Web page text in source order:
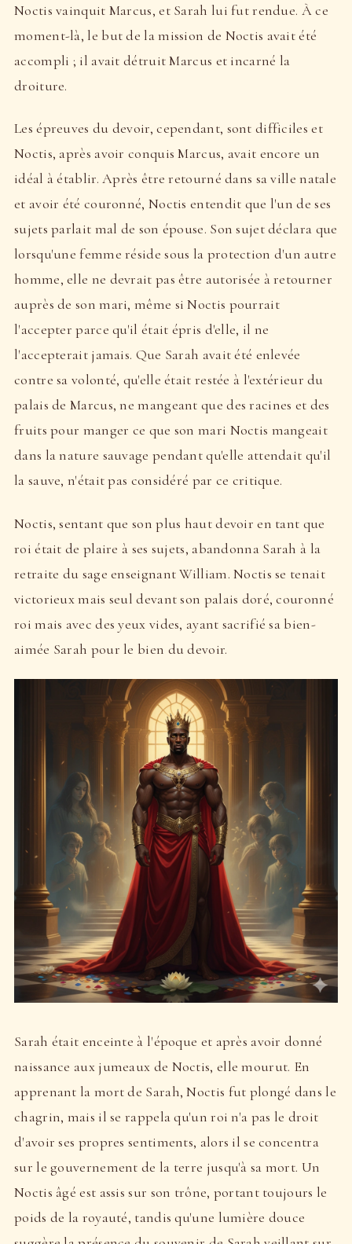
Noctis vainquit Marcus, et Sarah lui fut rendue. À ce
moment-là, le but de la mission de Noctis avait été
accompli ; il avait détruit Marcus et incarné la
droiture.
Les épreuves du devoir, cependant, sont difficiles et
Noctis, après avoir conquis Marcus, avait encore un
idéal à établir. Après être retourné dans sa ville natale
et avoir été couronné, Noctis entendit que l'un de ses
sujets parlait mal de son épouse. Son sujet déclara que
lorsqu'une femme réside sous la protection d'un autre
homme, elle ne devrait pas être autorisée à retourner
auprès de son mari, même si Noctis pourrait
l'accepter parce qu'il était épris d'elle, il ne
l'accepterait jamais. Que Sarah avait été enlevée
contre sa volonté, qu'elle était restée à l'extérieur du
palais de Marcus, ne mangeant que des racines et des
fruits pour manger ce que son mari Noctis mangeait
dans la nature sauvage pendant qu'elle attendait qu'il
la sauve, n'était pas considéré par ce critique.
Noctis, sentant que son plus haut devoir en tant que
roi était de plaire à ses sujets, abandonna Sarah à la
retraite du sage enseignant William. Noctis se tenait
victorieux mais seul devant son palais doré, couronné
roi mais avec des yeux vides, ayant sacrifié sa bien-
aimée Sarah pour le bien du devoir.
Sarah était enceinte à l'époque et après avoir donné
naissance aux jumeaux de Noctis, elle mourut. En
apprenant la mort de Sarah, Noctis fut plongé dans le
chagrin, mais il se rappela qu'un roi n'a pas le droit
d'avoir ses propres sentiments, alors il se concentra
sur le gouvernement de la terre jusqu'à sa mort. Un
Noctis âgé est assis sur son trône, portant toujours le
poids de la royauté, tandis qu'une lumière douce